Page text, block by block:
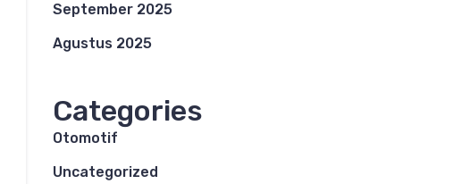
September 2025
Agustus 2025
Categories
Otomotif
Uncategorized